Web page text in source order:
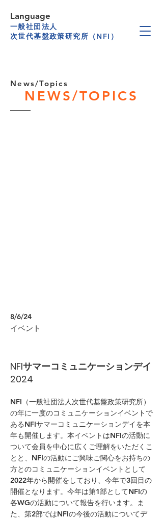
一般社団法人
次世代基盤政策研究所（NFI）
Language
News/Topics
NEWS/TOPICS
8/6/24
イベント
NFIサマーコミュニケーションデイ
2024
NFI（一般社団法人次世代基盤政策研究所）
の年に一度のコミュニケーションイベントで
あるNFIサマーコミュニケーションデイを本
年も開催します。本イベントはNFIの活動に
ついて会員を中心に広くご理解をいただくこ
とと、NFIの活動にご興味ご関心をお持ちの
方とのコミュニケーションイベントとして
2022年から開催をしており、今年で3回目の
開催となります。今年は第1部としてNFIの
各WGの活動について報告を行います。ま
た、第2部ではNFIの今後の活動についてデ